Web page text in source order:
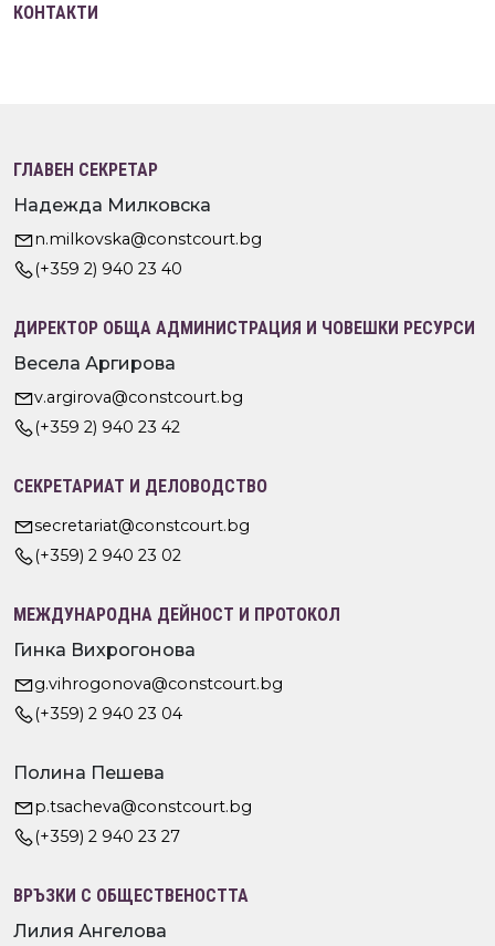
КОНТАКТИ
ГЛАВЕН СЕКРЕТАР
Надежда Милковска
n.milkovska@constcourt.bg
(+359 2) 940 23 40
ДИРЕКТОР ОБЩА АДМИНИСТРАЦИЯ И ЧОВЕШКИ РЕСУРСИ
Весела Аргирова
v.argirova@constcourt.bg
(+359 2) 940 23 42
СЕКРЕТАРИАТ И ДЕЛОВОДСТВО
secretariat@constcourt.bg
(+359) 2 940 23 02
МЕЖДУНАРОДНА ДЕЙНОСТ И ПРОТОКОЛ
Гинка Вихрогонова
g.vihrogonova@constcourt.bg
(+359) 2 940 23 04
Полина Пешева
p.tsacheva@constcourt.bg
(+359) 2 940 23 27
ВРЪЗКИ С ОБЩЕСТВЕНОСТТА
Лилия Ангелова